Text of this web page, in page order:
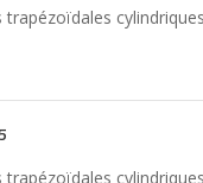
trapézoïdales
trapézoïdales